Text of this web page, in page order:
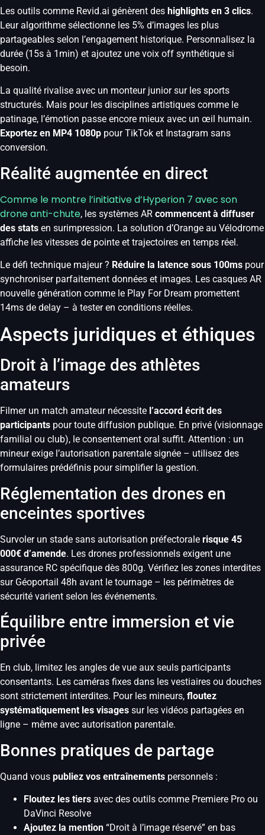
Les outils comme Revid.ai génèrent des highlights en 3 clics.
Leur algorithme sélectionne les 5% d’images les plus
partageables selon l’engagement historique. Personnalisez la
durée (15s à 1min) et ajoutez une voix off synthétique si
besoin.
La qualité rivalise avec un monteur junior sur les sports
structurés. Mais pour les disciplines artistiques comme le
patinage, l’émotion passe encore mieux avec un œil humain.
Exportez en MP4 1080p pour TikTok et Instagram sans
conversion.
Réalité augmentée en direct
Comme le montre l’initiative d’Hyperion 7 avec son
drone anti-chute, les systèmes AR commencent à diffuser
des stats en surimpression. La solution d’Orange au Vélodrome
affiche les vitesses de pointe et trajectoires en temps réel.
Le défi technique majeur ? Réduire la latence sous 100ms pour
synchroniser parfaitement données et images. Les casques AR
nouvelle génération comme le Play For Dream promettent
14ms de delay – à tester en conditions réelles.
Aspects juridiques et éthiques
Droit à l’image des athlètes
amateurs
Filmer un match amateur nécessite l’accord écrit des
participants pour toute diffusion publique. En privé (visionnage
familial ou club), le consentement oral suffit. Attention : un
mineur exige l’autorisation parentale signée – utilisez des
formulaires prédéfinis pour simplifier la gestion.
Réglementation des drones en
enceintes sportives
Survoler un stade sans autorisation préfectorale risque 45
000€ d’amende. Les drones professionnels exigent une
assurance RC spécifique dès 800g. Vérifiez les zones interdites
sur Géoportail 48h avant le tournage – les périmètres de
sécurité varient selon les événements.
Équilibre entre immersion et vie
privée
En club, limitez les angles de vue aux seuls participants
consentants. Les caméras fixes dans les vestiaires ou douches
sont strictement interdites. Pour les mineurs, floutez
systématiquement les visages sur les vidéos partagées en
ligne – même avec autorisation parentale.
Bonnes pratiques de partage
Quand vous publiez vos entraînements personnels :
Floutez les tiers avec des outils comme Premiere Pro ou
DaVinci Resolve
Ajoutez la mention “Droit à l’image réservé” en bas